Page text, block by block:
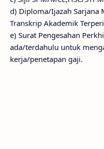
d) Diploma/Ijazah Sarjana
Transkrip Akademik
e) Surat Pengesahan
ada/terdahulu untuk
kerja/penetapan gaji.